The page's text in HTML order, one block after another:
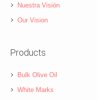
Nuestra Visión
Our Vision
Products
Bulk Olive Oil
White Marks